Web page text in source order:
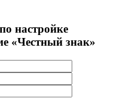
настройке
«Честный знак»